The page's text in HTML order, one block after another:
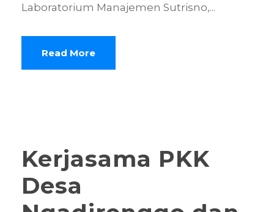
Laboratorium Manajemen Sutrisno,...
Read More
Kerjasama PKK
Desa